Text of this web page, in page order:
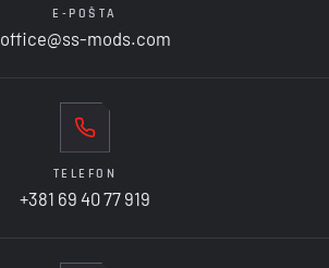
E-POŠTA
office@ss-mods.com
TELEFON
+381 69 40 77 919